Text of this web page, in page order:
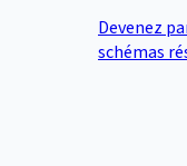
Devenez
schémas